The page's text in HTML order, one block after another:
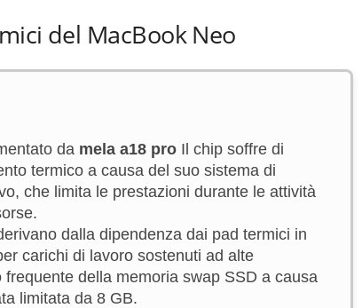
del MacBook Neo
da mela a18 proIl chip soffre di
termico a causa del suo sistema di
che limita le prestazioni durante le attività
dalla dipendenza dai pad termici in
carichi di lavoro sostenuti ad alte
frequente della memoria swap SSD a causa
limitata da 8 GB.